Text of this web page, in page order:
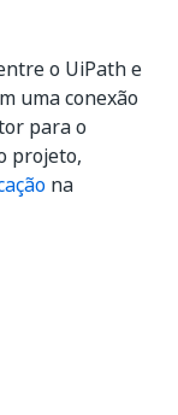
o UiPath e
uma conexão
para o
projeto,
na